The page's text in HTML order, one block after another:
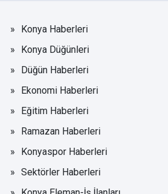
Konya Haberleri
Konya Düğünleri
Düğün Haberleri
Ekonomi Haberleri
Eğitim Haberleri
Ramazan Haberleri
Konyaspor Haberleri
Sektörler Haberleri